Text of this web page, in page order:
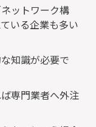
ットワーク構
いる企業も多い
知識が必要で
専門業者へ外注